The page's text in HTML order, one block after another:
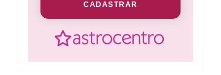
CADASTRAR